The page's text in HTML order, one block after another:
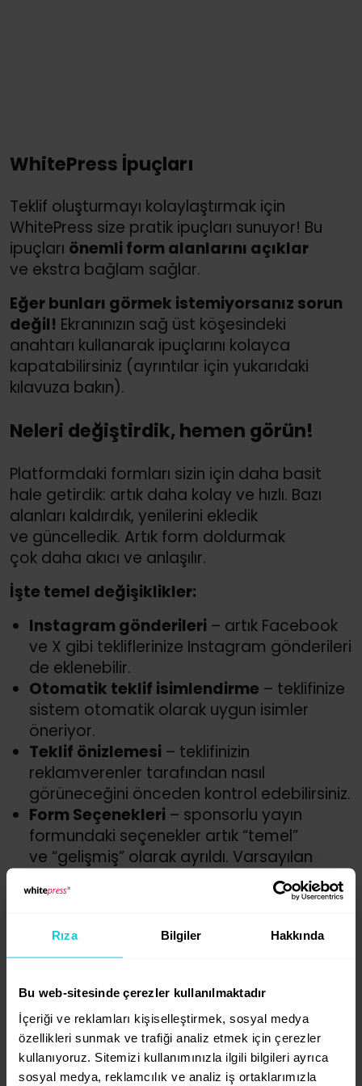
Rıza Bilgiler Hakkında
Bu web-sitesinde çerezler kullanılmaktadır
İçeriği ve reklamları kişiselleştirmek, sosyal medya
özellikleri sunmak ve trafiği analiz etmek için çerezler
kullanıyoruz. Sitemizi kullanımınızla ilgili bilgileri ayrıca
sosyal medya, reklamcılık ve analiz iş ortaklarımızla
WhitePress İpuçları
Teklif oluşturmayı kolaylaştırmak için
WhitePress size pratik ipuçları sunuyor! Bu
ipuçları önemli form alanlarını açıklar
ve ekstra bağlam sağlar.
Eğer bunları görmek istemiyorsanız sorun
değil! Ekranınızın sağ üst köşesindeki
anahtarı kullanarak ipuçlarını kolayca
kapatabilirsiniz (ayrıntılar için yukarıdaki
kılavuza bakın).
Neleri değiştirdik, hemen görün!
Platformdaki formları sizin için daha basit
hale getirdik: artık daha kolay ve hızlı. Bazı
alanları kaldırdık, yenilerini ekledik
ve güncelledik. Artık form doldurmak
çok daha akıcı ve anlaşılır.
İşte temel değişiklikler:
Instagram gönderileri – artık Facebook
ve X gibi tekliflerinize Instagram gönderileri
de eklenebilir.
Otomatik teklif isimlendirme – teklifinize
sistem otomatik olarak uygun isimler
öneriyor.
Teklif önizlemesi – teklifinizin
reklamverenler tarafından nasıl
görüneceğini önceden kontrol edebilirsiniz.
Form Seçenekleri – sponsorlu yayın
formundaki seçenekler artık “temel”
ve “gelişmiş” olarak ayrıldı. Varsayılan
Alan isimleri değişti
– bazı alan adları
Başka neleri bilmelisiniz?
Hassas içerik kategorileri
içeriklerin işaretlenmesi daha hassas şekilde
yapılıyor. Portal düzeyinde belirlenen
kategorilere göre, teklif düzeyinde içerikle